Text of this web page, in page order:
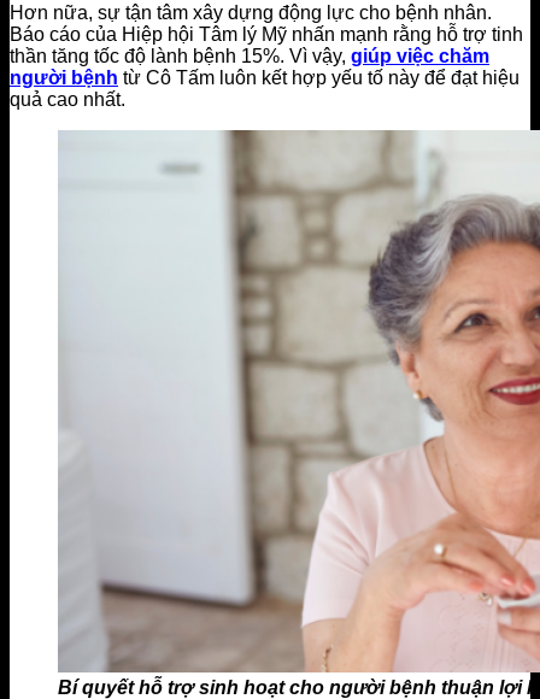
Hơn nữa, sự tận tâm xây dựng động lực cho bệnh nhân.
Báo cáo của Hiệp hội Tâm lý Mỹ nhấn mạnh rằng hỗ trợ tinh
thần tăng tốc độ lành bệnh 15%. Vì vậy, giúp việc chăm
người bệnh từ Cô Tấm luôn kết hợp yếu tố này để đạt hiệu
quả cao nhất.
Bí quyết hỗ trợ sinh hoạt cho người bệnh thuận lợi